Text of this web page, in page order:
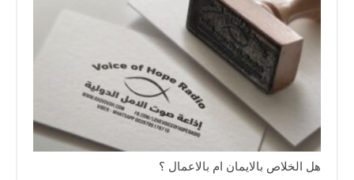
هل الخلاص بالايمان ام بالاعمال ؟